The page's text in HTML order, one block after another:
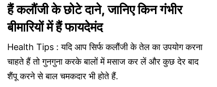
हैं कलौंजी के छोटे दाने, जानिए किन गंभीर
बीमारियों में हैं फायदेमंद
Health Tips : यदि आप सिर्फ कलौंजी के तेल का उपयोग करना
चाहते हैं तो गुनगुना करके बालों में मसाज कर लें और कुछ देर बाद
शैंपू करने से बाल चमकदार भी होते हैं.